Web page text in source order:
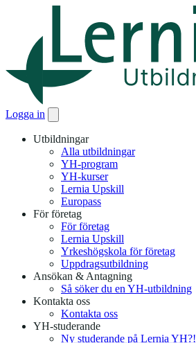
Logga in
Utbildningar
Alla utbildningar
YH-program
YH-kurser
Lernia Upskill
Europass
För företag
För företag
Lernia Upskill
Yrkeshögskola för företag
Uppdragsutbildning
Ansökan & Antagning
Så söker du en YH-utbildning
Kontakta oss
Kontakta oss
YH-studerande
Ny studerande på Lernia YH?!